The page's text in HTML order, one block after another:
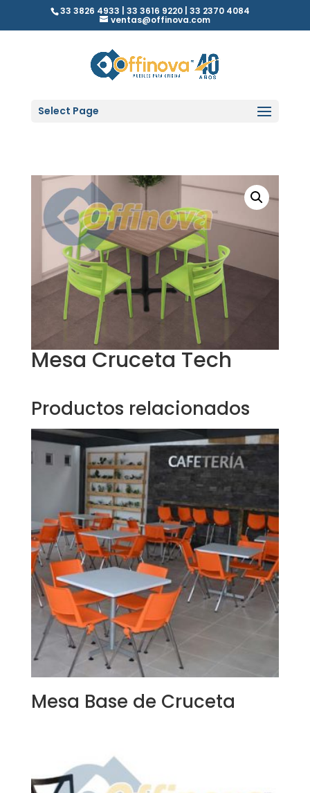
33 3826 4933 | 33 3616 9220 | 33 2370 4084
ventas@offinova.com
Select Page
Mesa Cruceta Tech
Productos relacionados
Mesa Base de Cruceta